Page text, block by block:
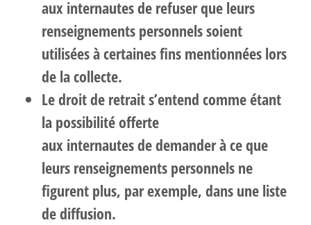
aux internautes de refuser que leurs
renseignements personnels soient
utilisées à certaines fins mentionnées lors
de la collecte.
Le droit de retrait s’entend comme étant
la possibilité offerte
aux internautes de demander à ce que
leurs renseignements personnels ne
figurent plus, par exemple, dans une liste
de diffusion.